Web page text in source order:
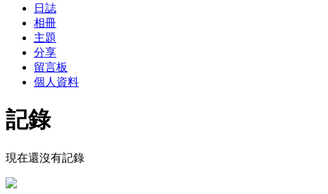
日誌
相冊
主題
分享
留言板
個人資料
記錄
現在還沒有記錄